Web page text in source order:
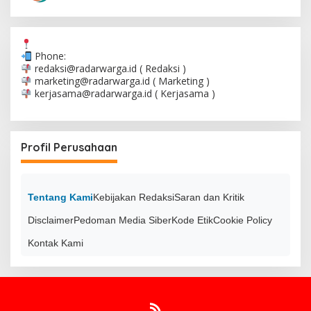
Phone:
redaksi@radarwarga.id ( Redaksi )
marketing@radarwarga.id ( Marketing )
kerjasama@radarwarga.id ( Kerjasama )
Profil Perusahaan
Tentang KamiKebijakan RedaksiSaran dan Kritik
DisclaimerPedoman Media SiberKode EtikCookie Policy
Kontak Kami